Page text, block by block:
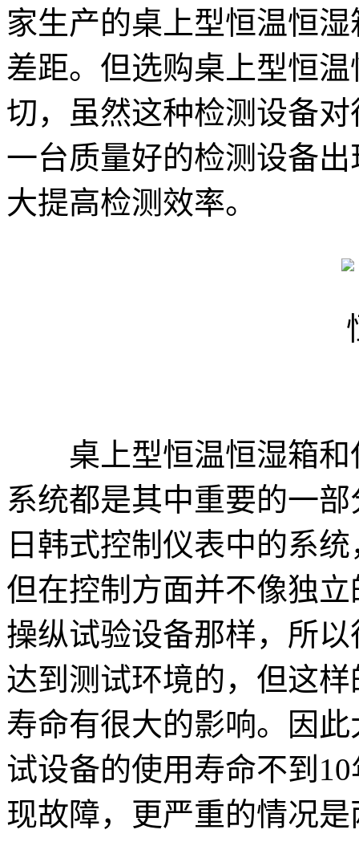
家生产的桌上型恒温恒
差距。但选购桌上型恒
切，虽然这种检测设备
一台质量好的检测设备
大提高检测效率。
桌上型恒温恒湿箱和
系统都是其中重要的一
日韩式控制仪表中的系
但在控制方面并不像独
操纵试验设备那样，所
达到测试环境的，但这
寿命有很大的影响。因
试设备的使用寿命不到
现故障，更严重的情况